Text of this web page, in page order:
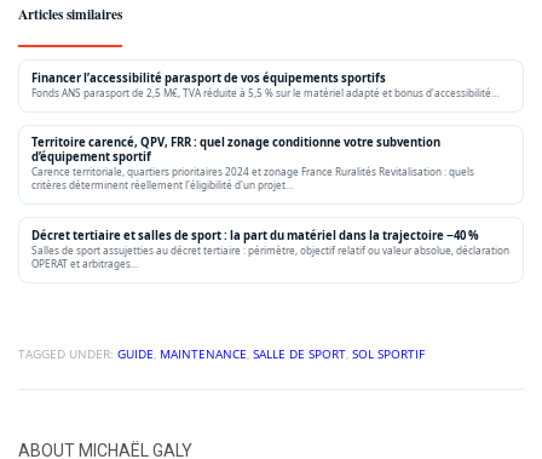
Articles similaires
Financer l’accessibilité parasport de vos équipements sportifs
Fonds ANS parasport de 2,5 M€, TVA réduite à 5,5 % sur le matériel adapté et bonus d'accessibilité…
Territoire carencé, QPV, FRR : quel zonage conditionne votre subvention
d’équipement sportif
Carence territoriale, quartiers prioritaires 2024 et zonage France Ruralités Revitalisation : quels
critères déterminent réellement l'éligibilité d'un projet…
Décret tertiaire et salles de sport : la part du matériel dans la trajectoire −40 %
Salles de sport assujetties au décret tertiaire : périmètre, objectif relatif ou valeur absolue, déclaration
OPERAT et arbitrages…
TAGGED UNDER: GUIDE MAINTENANCE SALLE DE SPORT SOL SPORTIF
ABOUTMICHAËL GALY